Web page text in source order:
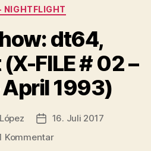
Kategorien
dt64,
FILE # 02 –
April 1993)
Veröffentlichungsdatum
16. Juli 2017
Kommentarzu